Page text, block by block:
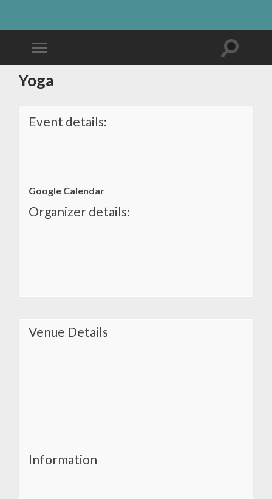
Yoga
Event details:
Google Calendar
Organizer details:
Venue Details
Information